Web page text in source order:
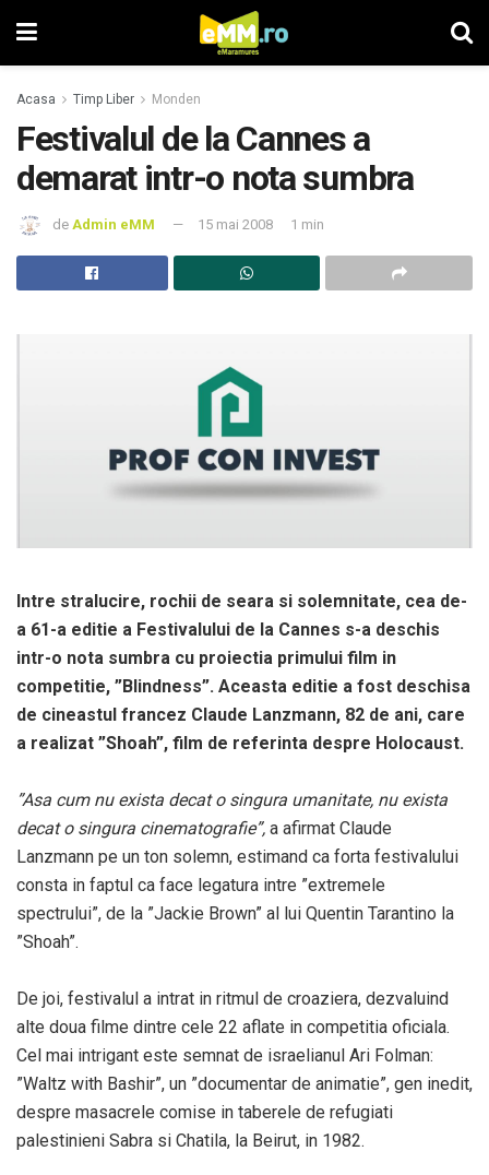
Acasa Timp Liber Monden
Festivalul de la Cannes a
demarat intr-o nota sumbra
de Admin eMM 15 mai 2008 1 min
Intre stralucire, rochii de seara si solemnitate, cea de-
a 61-a editie a Festivalului de la Cannes s-a deschis
intr-o nota sumbra cu proiectia primului film in
competitie, ”Blindness”. Aceasta editie a fost deschisa
de cineastul francez Claude Lanzmann, 82 de ani, care
a realizat ”Shoah”, film de referinta despre Holocaust.
”Asa cum nu exista decat o singura umanitate, nu exista
decat o singura cinematografie”, a afirmat Claude
Lanzmann pe un ton solemn, estimand ca forta festivalului
consta in faptul ca face legatura intre ”extremele
spectrului”, de la ”Jackie Brown” al lui Quentin Tarantino la
”Shoah”.
De joi, festivalul a intrat in ritmul de croaziera, dezvaluind
alte doua filme dintre cele 22 aflate in competitia oficiala.
Cel mai intrigant este semnat de israelianul Ari Folman:
”Waltz with Bashir”, un ”documentar de animatie”, gen inedit,
despre masacrele comise in taberele de refugiati
palestinieni Sabra si Chatila, la Beirut, in 1982.